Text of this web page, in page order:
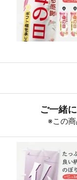
32
33
34
37